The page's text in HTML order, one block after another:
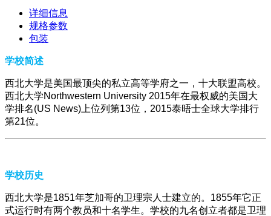
详细信息
规格参数
包装
学校简述
西北大学是美国最顶尖的私立高等学府之一，十大联盟高校。
西北大学Northwestern University 2015年在最权威的美国大
学排名(US News)上位列第13位，2015泰晤士全球大学排行
第21位。
学校历史
西北大学是1851年芝加哥的卫理宗人士建立的。1855年它正
式运行时有两个教员和十名学生。学校的九名创立者都是卫理